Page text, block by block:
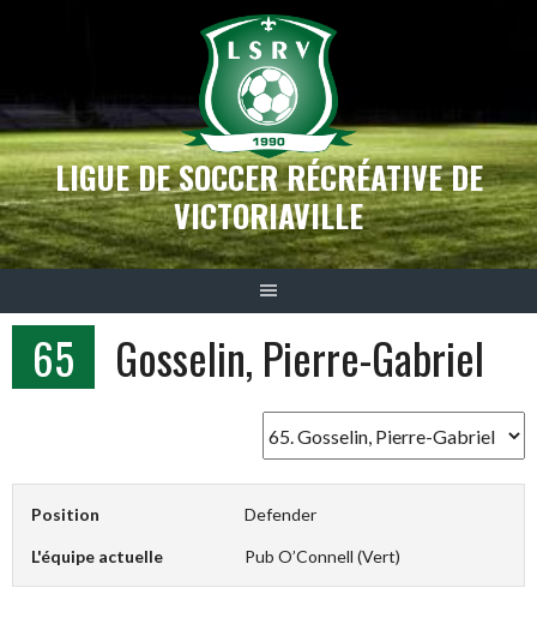
LIGUE DE SOCCER RÉCRÉATIVE DE
VICTORIAVILLE
65 Gosselin, Pierre-Gabriel
Position Defender
L'équipe actuelle Pub O’Connell (Vert)